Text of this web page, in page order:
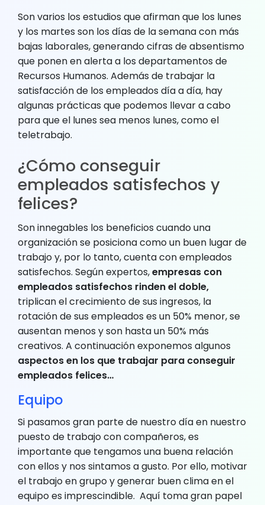
Son varios los estudios que afirman que los lunes
y los martes son los días de la semana con más
bajas laborales, generando cifras de absentismo
que ponen en alerta a los departamentos de
Recursos Humanos. Además de trabajar la
satisfacción de los empleados día a día, hay
algunas prácticas que podemos llevar a cabo
para que el lunes sea menos lunes, como el
teletrabajo.
¿Cómo conseguir
empleados satisfechos y
felices?
Son innegables los beneficios cuando una
organización se posiciona como un buen lugar de
trabajo y, por lo tanto, cuenta con empleados
satisfechos. Según expertos,empresas con
empleados satisfechos rinden el doble,
triplican el crecimiento de sus ingresos, la
rotación de sus empleados es un 50% menor, se
ausentan menos y son hasta un 50% más
creativos. A continuación exponemos algunos
aspectos en los que trabajar para conseguir
empleados felices…
Equipo
Si pasamos gran parte de nuestro día en nuestro
puesto de trabajo con compañeros, es
importante que tengamos una buena relación
con ellos y nos sintamos a gusto. Por ello, motivar
el trabajo en grupo y generar buen clima en el
equipo es imprescindible. Aquí toma gran papel